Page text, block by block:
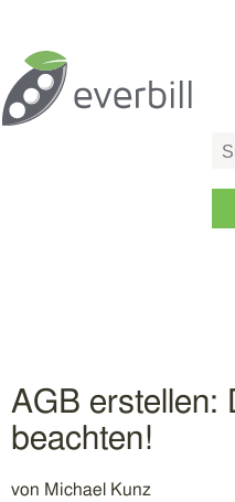
AGB erstellen:
beachten!
von Michael Kunz